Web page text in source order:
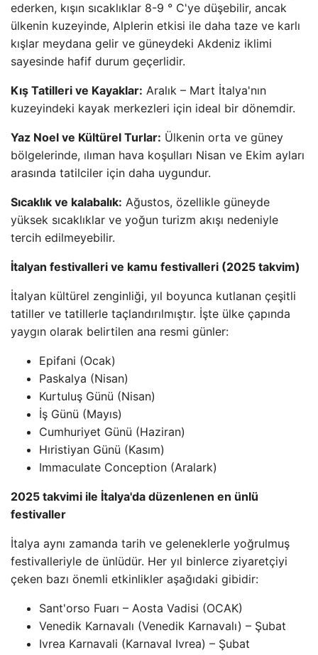
ederken, kışın sıcaklıklar 8-9 ° C'ye düşebilir, ancak
ülkenin kuzeyinde, Alplerin etkisi ile daha taze ve karlı
kışlar meydana gelir ve güneydeki Akdeniz iklimi
sayesinde hafif durum geçerlidir.
Kış Tatilleri ve Kayaklar: Aralık – Mart İtalya'nın
kuzeyindeki kayak merkezleri için ideal bir dönemdir.
Yaz Noel ve Kültürel Turlar: Ülkenin orta ve güney
bölgelerinde, ılıman hava koşulları Nisan ve Ekim ayları
arasında tatilciler için daha uygundur.
Sıcaklık ve kalabalık: Ağustos, özellikle güneyde
yüksek sıcaklıklar ve yoğun turizm akışı nedeniyle
tercih edilmeyebilir.
İtalyan festivalleri ve kamu festivalleri (2025 takvim)
İtalyan kültürel zenginliği, yıl boyunca kutlanan çeşitli
tatiller ve tatillerle taçlandırılmıştır. İşte ülke çapında
yaygın olarak belirtilen ana resmi günler:
Epifani (Ocak)
Paskalya (Nisan)
Kurtuluş Günü (Nisan)
İş Günü (Mayıs)
Cumhuriyet Günü (Haziran)
Hıristiyan Günü (Kasım)
Immaculate Conception (Aralark)
2025 takvimi ile İtalya'da düzenlenen en ünlü
festivaller
İtalya aynı zamanda tarih ve geleneklerle yoğrulmuş
festivalleriyle de ünlüdür. Her yıl binlerce ziyaretçiyi
çeken bazı önemli etkinlikler aşağıdaki gibidir:
Sant'orso Fuarı – Aosta Vadisi (OCAK)
Venedik Karnavalı (Venedik Karnavalı) – Şubat
Ivrea Karnavali (Karnaval Ivrea) – Şubat